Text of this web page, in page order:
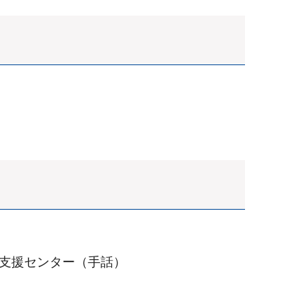
援センター（手話）